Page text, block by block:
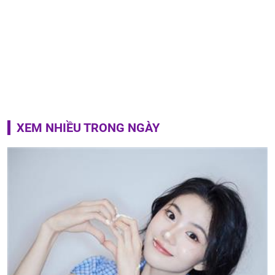
XEM NHIỀU TRONG NGÀY